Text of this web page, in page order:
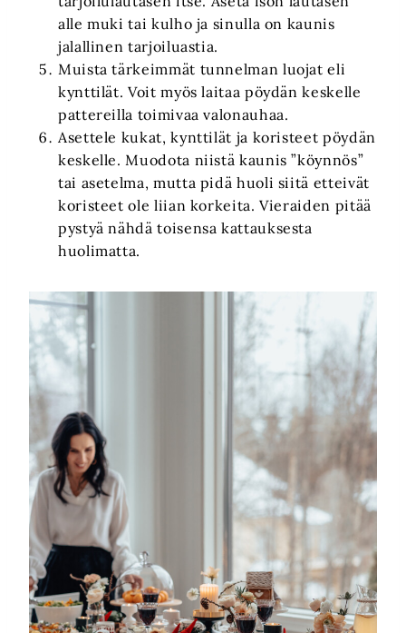
alle muki tai kulho ja sinulla on kaunis
jalallinen tarjoiluastia.
Muista tärkeimmät tunnelman luojat eli
kynttilät. Voit myös laitaa pöydän keskelle
pattereilla toimivaa valonauhaa.
Asettele kukat, kynttilät ja koristeet pöydän
keskelle. Muodota niistä kaunis ”köynnös”
tai asetelma, mutta pidä huoli siitä etteivät
koristeet ole liian korkeita. Vieraiden pitää
pystyä nähdä toisensa kattauksesta
huolimatta.